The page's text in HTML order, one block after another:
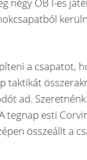
a csapatot,
taktikát
ad.
tegnap esti
összeállt a